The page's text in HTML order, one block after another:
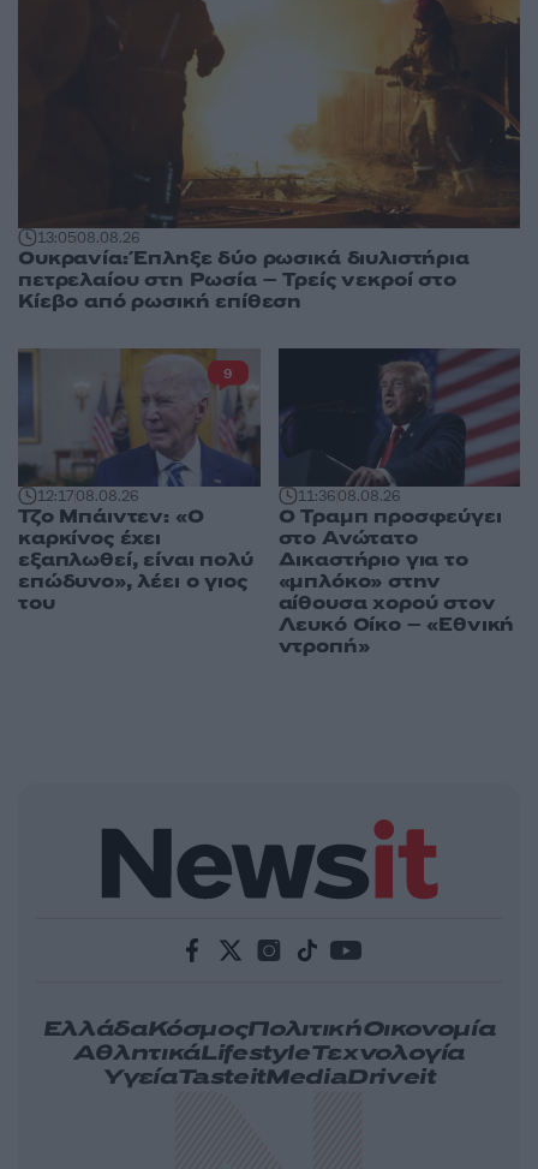
13:0508.08.26
Ουκρανία: Έπληξε δύο ρωσικά διυλιστήρια
πετρελαίου στη Ρωσία – Τρείς νεκροί στο
Κίεβο από ρωσική επίθεση
12:1708.08.26
Τζο Μπάιντεν: «Ο
καρκίνος έχει
εξαπλωθεί, είναι πολύ
επώδυνο», λέει ο γιος
του
9
11:3608.08.26
Ο Τραμπ προσφεύγει
στο Ανώτατο
Δικαστήριο για το
«μπλόκο» στην
αίθουσα χορού στον
Λευκό Οίκο – «Εθνική
ντροπή»
ΕλλάδαΚόσμοςΠολιτικήΟικονομία
ΑθλητικάLifestyleΤεχνολογία
ΥγείαTasteitMediaDriveit